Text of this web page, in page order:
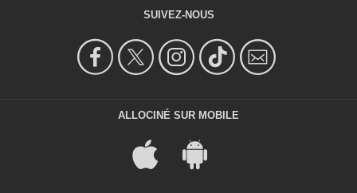
SUIVEZ-NOUS
ALLOCINÉ SUR MOBILE